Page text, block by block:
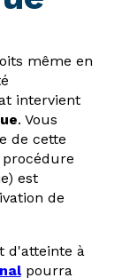
même en
intervient
. Vous
de cette
est
de
d'atteinte à
pourra